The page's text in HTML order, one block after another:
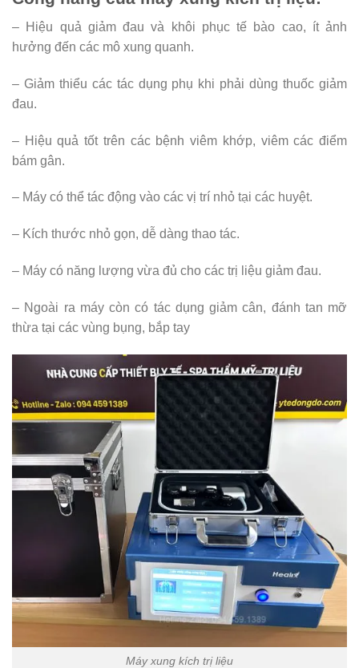
– Hiệu quả giảm đau và khôi phục tế bào cao, ít ảnh
hưởng đến các mô xung quanh.
– Giảm thiểu các tác dụng phụ khi phải dùng thuốc giảm
đau.
– Hiệu quả tốt trên các bệnh viêm khớp, viêm các điểm
bám gân.
– Máy có thể tác động vào các vị trí nhỏ tại các huyệt.
– Kích thước nhỏ gọn, dễ dàng thao tác.
– Máy có năng lượng vừa đủ cho các trị liệu giảm đau.
– Ngoài ra máy còn có tác dụng giảm cân, đánh tan mỡ
thừa tại các vùng bụng, bắp tay
Máy xung kích trị liệu